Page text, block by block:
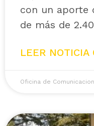
con un aporte
de más de
LEER NOTICIA
Oficina de